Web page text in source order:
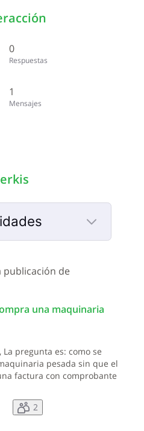
0
Respuestas
1
Mensajes
publicación de
una maquinaria
pregunta es: como se
pesada sin que el
factura con comprobante
2